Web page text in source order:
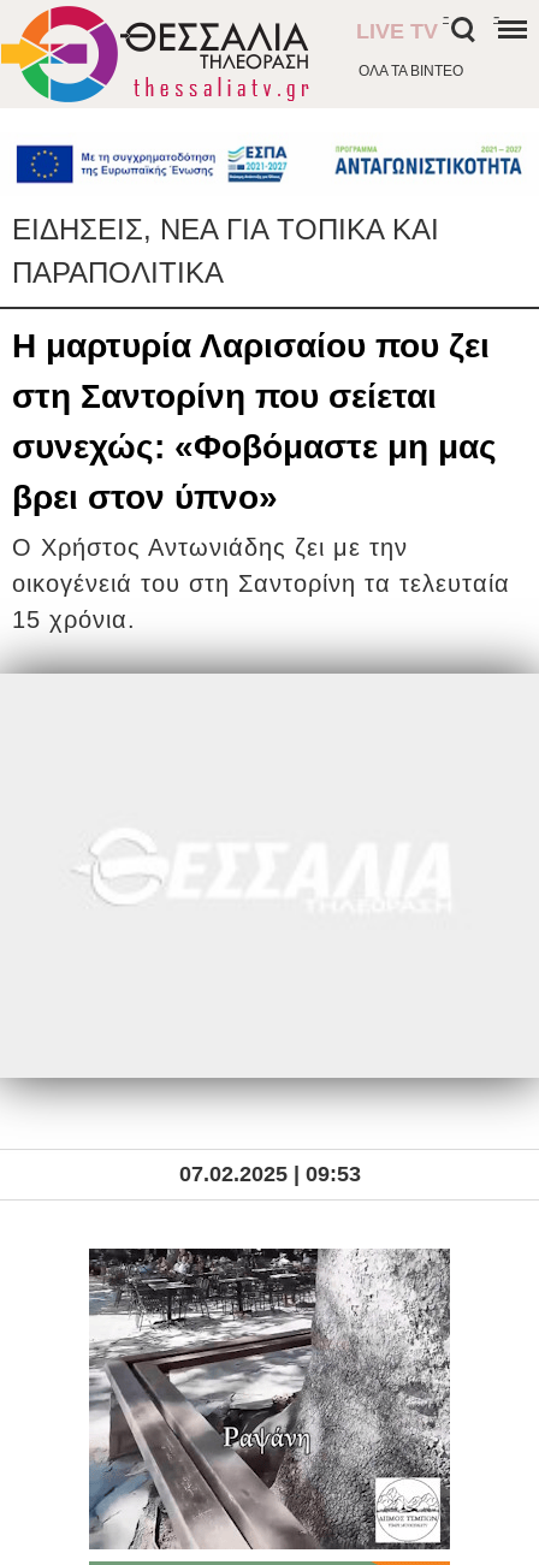
ΟΛΑ ΤΑ ΒΙΝΤΕΟ
LIVE TV
- -
ΕΙΔΗΣΕΙΣ, ΝΕΑ ΓΙΑ ΤΟΠΙΚΑ ΚΑΙ
ΠΑΡΑΠΟΛΙΤΙΚΑ
Η μαρτυρία Λαρισαίου που ζει
στη Σαντορίνη που σείεται
συνεχώς: «Φοβόμαστε μη μας
βρει στον ύπνο»
Ο Χρήστος Αντωνιάδης ζει με την
οικογένειά του στη Σαντορίνη τα τελευταία
15 χρόνια.
07.02.2025 | 09:53